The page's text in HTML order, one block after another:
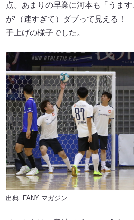
点。あまりの早業に河本も「うま
が‘（速すぎて）ダブって見える！
手上げの様子でした。
出典: FANY マガジン